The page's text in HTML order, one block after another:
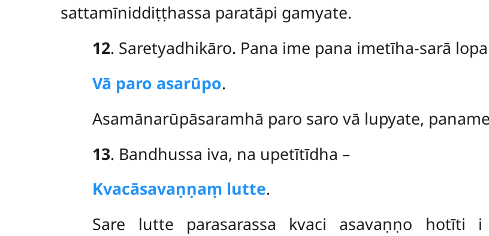
sattamīniddiṭṭhassa paratāpi gamyate.
12. Saretyadhikāro. Pana ime pana imetīha-sarā
Vā paro asarūpo.
Asamānarūpāsaramhā paro saro vā lupyate,
13. Bandhussa iva, na upetītīdha –
Kvacāsavaṇṇaṃ lutte.
Sare lutte parasarassa kvaci asavaṇṇo hotīti